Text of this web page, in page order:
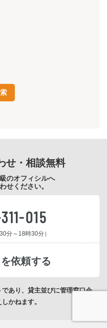
せ・相談無料
のオフィシルへ
せください。
015
分～18時30分）
依頼する
あり、貸主並びに管理窓口会
かねます。